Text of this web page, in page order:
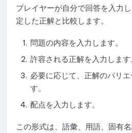
クラスへの招待と参加承認
クラスから学生を検索して削除
クラス活動とクイズの追跡
NineQuizでアクセス権限を管理す
管理権限
管理者権限の追加と変更
プレイヤーが自分で回答を入力
定した正解と比較します。
問題の内容を入力します。
許容される正解を入力します
必要に応じて、正解のバリ
す。
配点を入力します。
この形式は、語彙、用語、固有